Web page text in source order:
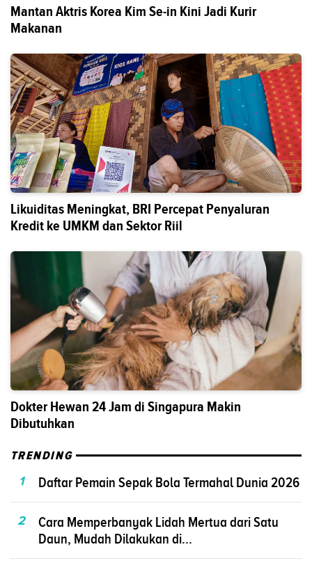
Mantan Aktris Korea Kim Se-in Kini Jadi Kurir
Makanan
Likuiditas Meningkat, BRI Percepat Penyaluran
Kredit ke UMKM dan Sektor Riil
Dokter Hewan 24 Jam di Singapura Makin
Dibutuhkan
TRENDING
1
Daftar Pemain Sepak Bola Termahal Dunia 2026
2
Cara Memperbanyak Lidah Mertua dari Satu
Daun, Mudah Dilakukan di...